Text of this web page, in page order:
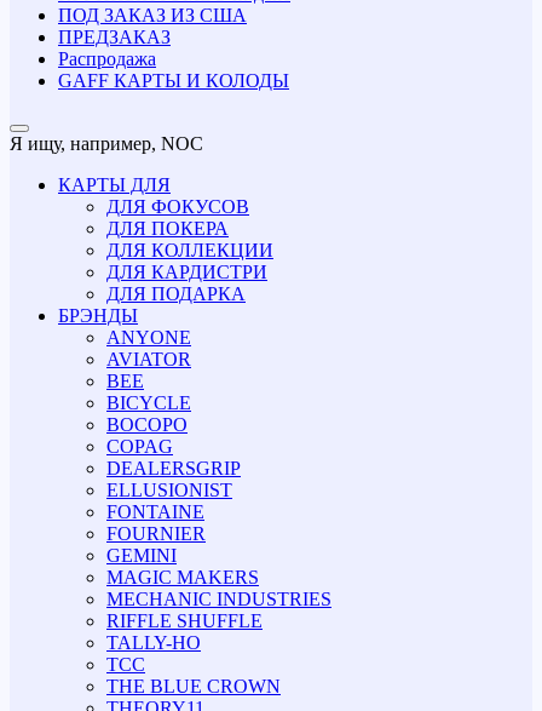
ПОД ЗАКАЗ ИЗ США
ПРЕДЗАКАЗ
Распродажа
GAFF КАРТЫ И КОЛОДЫ
Я ищу, например, NOC
КАРТЫ ДЛЯ
ДЛЯ ФОКУСОВ
ДЛЯ ПОКЕРА
ДЛЯ КОЛЛЕКЦИИ
ДЛЯ КАРДИСТРИ
ДЛЯ ПОДАРКА
БРЭНДЫ
ANYONE
AVIATOR
BEE
BICYCLE
BOCOPO
COPAG
DEALERSGRIP
ELLUSIONIST
FONTAINE
FOURNIER
GEMINI
MAGIC MAKERS
MECHANIC INDUSTRIES
RIFFLE SHUFFLE
TALLY-HO
TCC
THE BLUE CROWN